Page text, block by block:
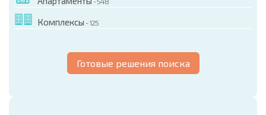
Комплексы - 125
Готовые решения поиска